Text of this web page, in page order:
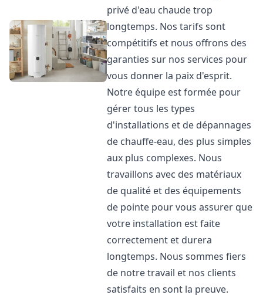
privé d'eau chaude trop
longtemps. Nos tarifs sont
compétitifs et nous offrons des
garanties sur nos services pour
vous donner la paix d'esprit.
Notre équipe est formée pour
gérer tous les types
d'installations et de dépannages
de chauffe-eau, des plus simples
aux plus complexes. Nous
travaillons avec des matériaux
de qualité et des équipements
de pointe pour vous assurer que
votre installation est faite
correctement et durera
longtemps. Nous sommes fiers
de notre travail et nos clients
satisfaits en sont la preuve.